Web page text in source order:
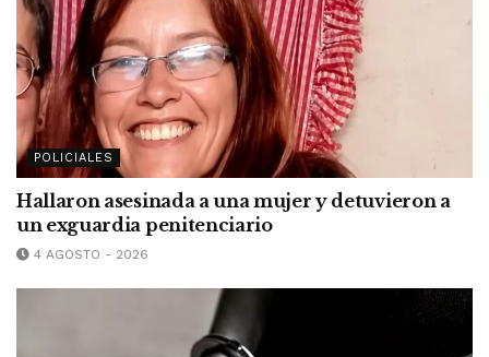
POLICIALES
Hallaron asesinada a una mujer y detuvieron a
un exguardia penitenciario
4 AGOSTO - 2026